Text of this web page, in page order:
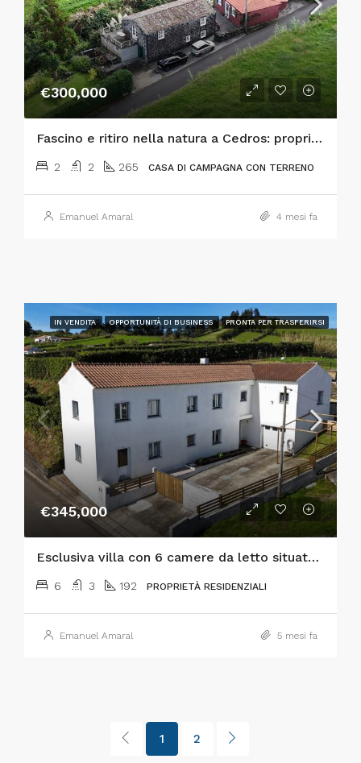
€300,000
Fascino e ritiro nella natura a Cedros: proprietà unica con casa tradizionale in pietra, giardini e fiume
2 2 265 CASA DI CAMPAGNA CON TERRENO
Emanuel Amaral 4 mesi fa
IN VENDITA OPPORTUNITÀ DI BUSINESS PRONTA PER TRASFERIRSI
€345,000
Esclusiva villa con 6 camere da letto situata a Praia do Almoxarife, che offre una combinazione eccezionale di stile di vita costiero, vista sulle montagne e un consolidato potenziale di reddito turistico.
6 3 192 PROPRIETÀ RESIDENZIALI
Emanuel Amaral 5 mesi fa
1 2